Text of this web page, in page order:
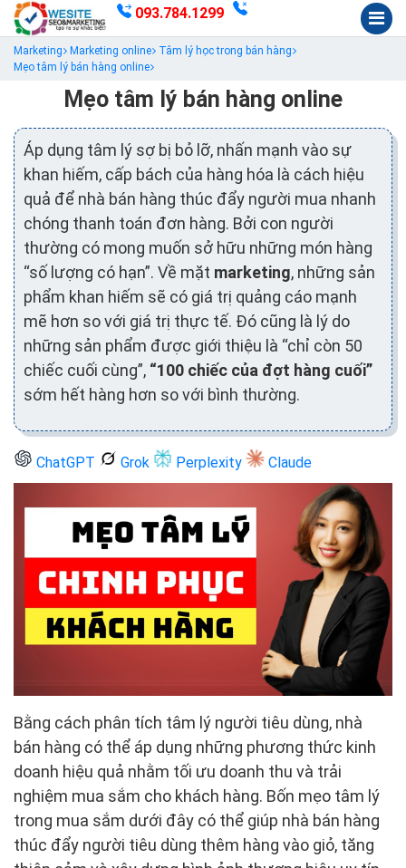
093.784.1299
Marketing Marketing online
Tâm lý học trong bán hàng
Mẹo tâm lý bán hàng online
Mẹo tâm lý bán hàng online
Áp dụng tâm lý sợ bị bỏ lỡ, nhấn mạnh vào sự
khan hiếm, cấp bách của hàng hóa là cách hiệu
quả để nhà bán hàng thúc đẩy người mua nhanh
chóng thanh toán đơn hàng. Bởi con người
thường có mong muốn sở hữu những món hàng
“số lượng có hạn”. Về mặt marketing, những sản
phẩm khan hiếm sẽ có giá trị quảng cáo mạnh
mẽ hơn so với giá trị thực tế. Đó cũng là lý do
những sản phẩm được giới thiệu là “chỉ còn 50
chiếc cuối cùng”, “100 chiếc của đợt hàng cuối”
sớm hết hàng hơn so với bình thường.
ChatGPT Grok Perplexity Claude
Bằng cách phân tích tâm lý người tiêu dùng, nhà
bán hàng có thể áp dụng những phương thức kinh
doanh hiệu quả nhằm tối ưu doanh thu và trải
nghiệm mua sắm cho khách hàng. Bốn mẹo tâm lý
trong mua sắm dưới đây có thể giúp nhà bán hàng
thúc đẩy người tiêu dùng thêm hàng vào giỏ, tăng